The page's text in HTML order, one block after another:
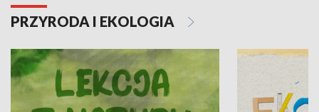
PRZYRODA I EKOLOGIA